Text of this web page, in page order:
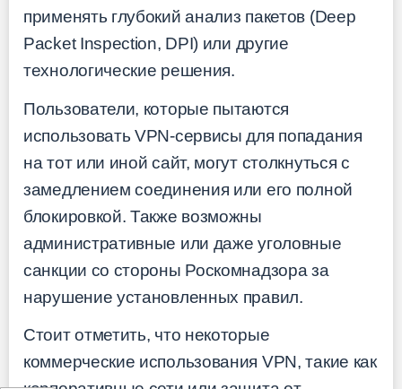
применять глубокий анализ пакетов (Deep
Packet Inspection, DPI) или другие
технологические решения.
Пользователи, которые пытаются
использовать VPN-сервисы для попадания
на тот или иной сайт, могут столкнуться с
замедлением соединения или его полной
блокировкой. Также возможны
административные или даже уголовные
санкции со стороны Роскомнадзора за
нарушение установленных правил.
Стоит отметить, что некоторые
коммерческие использования VPN, такие как